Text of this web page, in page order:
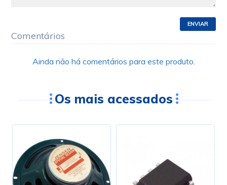
ENVIAR
Comentários
Ainda não há comentários para este produto.
Os mais acessados